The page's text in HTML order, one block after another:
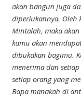
akan bangun juga
diperlukannya. Oleh
Mintalah, maka
kamu akan
dibukakan bagimu.
menerima dan
setiap orang yang
Bapa manakah di